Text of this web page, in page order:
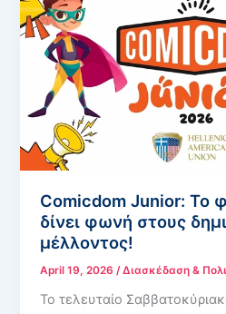
Comicdom Junior: Το
δίνει φωνή στους
μέλλοντος!
April 19, 2026 /Διασκέδαση &
Το τελευταίο